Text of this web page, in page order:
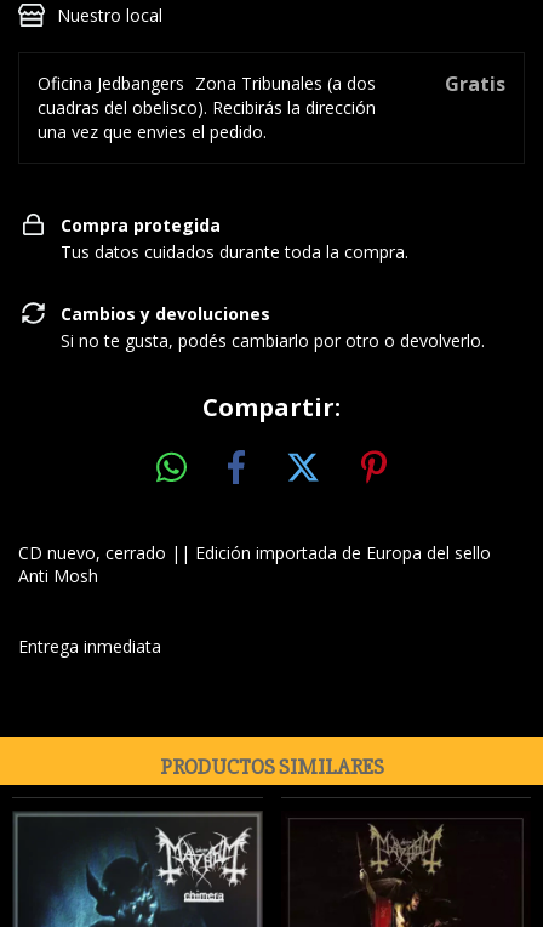
Nuestro local
Oficina Jedbangers Zona Tribunales (a dos
cuadras del obelisco). Recibirás la dirección
una vez que envies el pedido.
Gratis
Compra protegida
Tus datos cuidados durante toda la compra.
Cambios y devoluciones
Si no te gusta, podés cambiarlo por otro o devolverlo.
Compartir:
CD nuevo, cerrado || Edición importada de Europa del sello
Anti Mosh
Entrega inmediata
PRODUCTOS SIMILARES